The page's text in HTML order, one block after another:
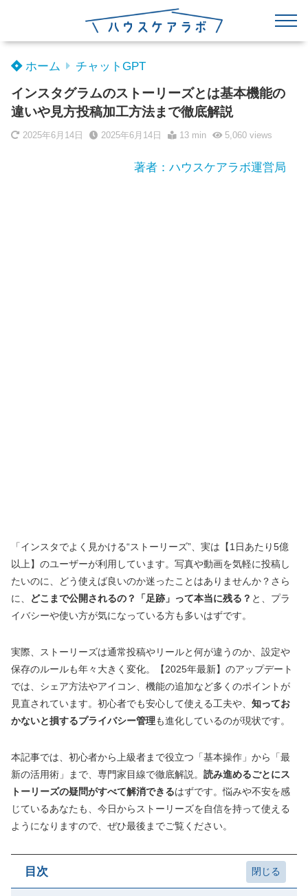
ホーム チャットGPT
インスタグラムのストーリーズとは基本機能の
違いや見方投稿加工方法まで徹底解説
2025年6月14日 2025年6月14日 13 min 5,060views
著者：ハウスケアラボ運営局
「インスタでよく見かける“ストーリーズ”、実は【1日あたり5億
以上】のユーザーが利用しています。写真や動画を気軽に投稿し
たいのに、どう使えば良いのか迷ったことはありませんか？さら
に、
どこまで公開されるの？「足跡」って本当に残る？ と、プラ
イバシーや使い方が気になっている方も多いはずです。
実際、ストーリーズは通常投稿やリールと何が違うのか、設定や
保存のルールも年々大きく変化。【2025年最新】のアップデート
では、シェア方法やアイコン、機能の追加など多くのポイントが
見直されています。初心者でも安心して使える工夫や、 知ってお
かないと損するプライバシー管理も進化しているのが現状です。
本記事では、初心者から上級者まで役立つ「基本操作」から「最
新の活用術」まで、専門家目線で徹底解説。 読み進めるごとにス
トーリーズの疑問がすべて解消できるはずです。悩みや不安を感
じているあなたも、今日からストーリーズを自信を持って使える
ようになりますので、ぜひ最後までご覧ください。
目次